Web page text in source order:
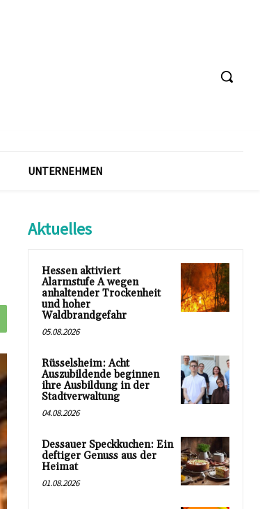
UNTERNEHMEN
Aktuelles
Hessen aktiviert
Alarmstufe A wegen
anhaltender Trockenheit
und hoher
Waldbrandgefahr
05.08.2026
Rüsselsheim: Acht
Auszubildende beginnen
ihre Ausbildung in der
Stadtverwaltung
04.08.2026
Dessauer Speckkuchen: Ein
deftiger Genuss aus der
Heimat
01.08.2026